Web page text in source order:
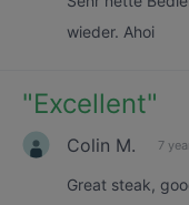
wieder. Ahoi
"Excellent"
Colin M. 7
Great steak,